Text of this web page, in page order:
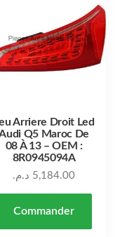
Arriere Droit Led
Q5 Maroc De
08 À 13 – OEM :
8R0945094A
5,184.00 د.م.
Commander